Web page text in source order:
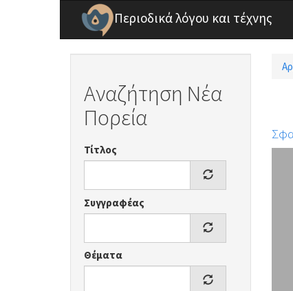
Παράκαμψη προς το κυρίως περιεχόμενο
Περιοδικά λόγου και τέχνης
Αναζήτηση Νέα
Πορεία
Τίτλος
Συγγραφέας
Θέματα